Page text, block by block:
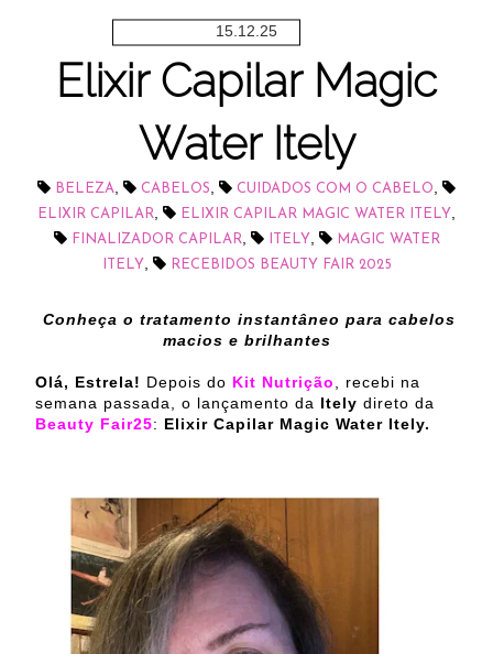
15.12.25
Elixir Capilar Magic
Water Itely
BELEZA, CABELOS, CUIDADOS COM O CABELO,
ELIXIR CAPILAR, ELIXIR CAPILAR MAGIC WATER ITELY,
FINALIZADOR CAPILAR, ITELY,
MAGIC WATER
ITELY, RECEBIDOS BEAUTY FAIR 2025
Conheça o tratamento instantâneo para cabelos
macios e brilhantes
Olá, Estrela! Depois do Kit Nutrição, recebi na
semana passada, o lançamento da Itely direto da
Beauty Fair25: Elixir Capilar Magic Water Itely.